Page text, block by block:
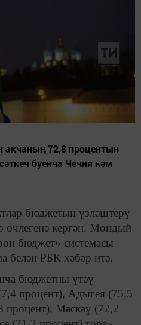
акчаның 72,8 процентын
буенча Чечня һәм
бюджетын үзләштерү
өчлегенә кергән. Мондый
бюджет» системасы
белән РБК хәбәр итә.
бюджетны үтәү
процент), Адыгея (75,5
процент), Мәскәү (72,2